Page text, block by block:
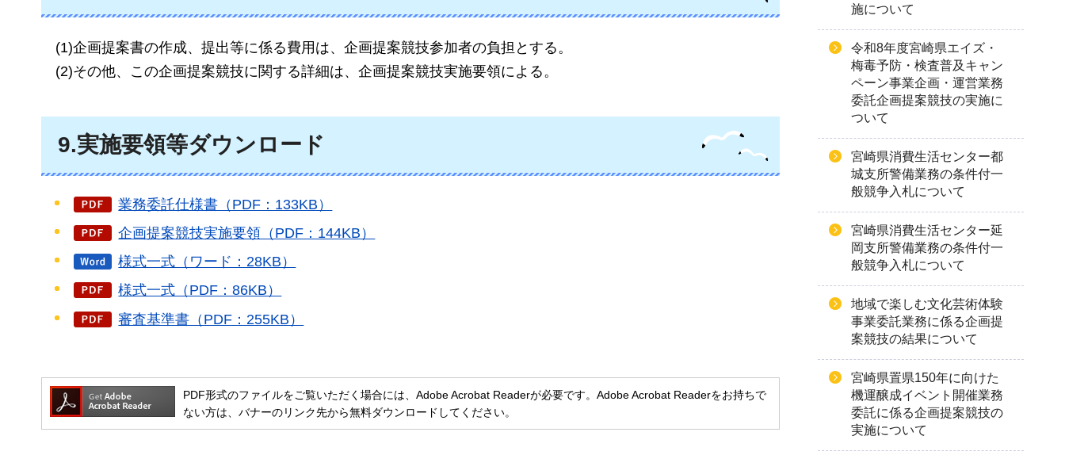
(1)企画提案書の作成、提出等に係る費用は、企画提案競技参加者の負担とする。
(2)その他、この企画提案競技に関する詳細は、企画提案競技実施要領による。
9.実施要領等ダウンロード
業務委託仕様書（PDF：133KB）
企画提案競技実施要領（PDF：144KB）
様式一式（ワード：28KB）
様式一式（PDF：86KB）
審査基準書（PDF：255KB）
PDF形式のファイルをご覧いただく場合には、Adobe Acrobat Readerが必要です。Adobe Acrobat Readerをお持ちで
ない方は、バナーのリンク先から無料ダウンロードしてください。
施について
令和8年度宮崎県エイズ・
梅毒予防・検査普及キャン
ペーン事業企画・運営業務
委託企画提案競技の実施に
ついて
宮崎県消費生活センター都
城支所警備業務の条件付一
般競争入札について
宮崎県消費生活センター延
岡支所警備業務の条件付一
般競争入札について
地域で楽しむ文化芸術体験
事業委託業務に係る企画提
案競技の結果について
宮崎県置県150年に向けた
機運醸成イベント開催業務
委託に係る企画提案競技の
実施について